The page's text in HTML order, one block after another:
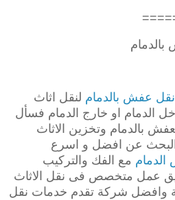
عفش بالدمام لنقل اثاث
الدمام او خارج الدمام فسأل
بالدمام وتخزين الاثاث
البحث عن افضل و اسرع
مع الفك والتركيب
عمل متخصص فى نقل الاثاث
وافضل شركة تقدم خدمات نقل